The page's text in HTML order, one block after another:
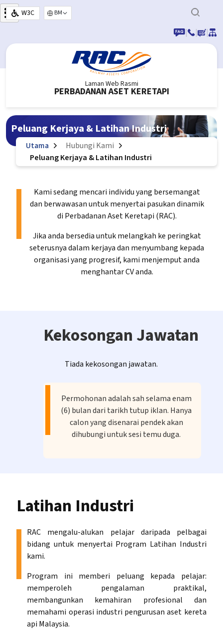
Langkau ke kandungan utama
W3C
Select your language
|
| |
Laman Web Rasmi
PERBADANAN ASET KERETAPI
Peluang Kerjaya & Latihan Industri
Utama
Hubungi Kami
Peluang Kerjaya & Latihan Industri
Kami sedang mencari individu yang bersemangat
dan berwawasan untuk menyertai pasukan dinamik
di Perbadanan Aset Keretapi (RAC).
Jika anda bersedia untuk melangkah ke peringkat
seterusnya dalam kerjaya dan menyumbang kepada
organisasi yang progresif, kami menjemput anda
menghantar CV anda.
Kekosongan Jawatan
Tiada kekosongan jawatan.
Permohonan adalah sah selama enam
(6) bulan dari tarikh tutup iklan. Hanya
calon yang disenarai pendek akan
dihubungi untuk sesi temu duga.
Latihan Industri
RAC mengalu-alukan pelajar daripada pelbagai
bidang untuk menyertai Program Latihan Industri
kami.
Program ini memberi peluang kepada pelajar:
memperoleh pengalaman praktikal,
membangunkan kemahiran profesional dan
memahami operasi industri pengurusan aset kereta
api Malaysia.